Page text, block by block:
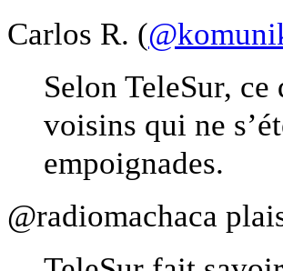
Carlos R. (
Selon TeleSur,
voisins qui ne
empoignades.
@radiomachaca